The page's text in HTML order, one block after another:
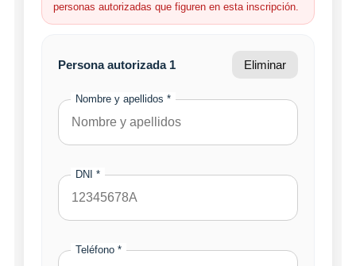
personas autorizadas que figuren en esta inscripción.
Persona autorizada 1 Eliminar
Nombre y apellidos *
DNI *
Teléfono *